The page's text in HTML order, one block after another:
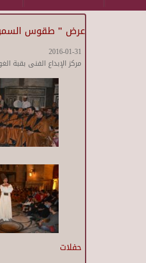
عرض " طقوس السمو "
2016-01-31
مركز الإبداع الفنى بقبة
حفلات